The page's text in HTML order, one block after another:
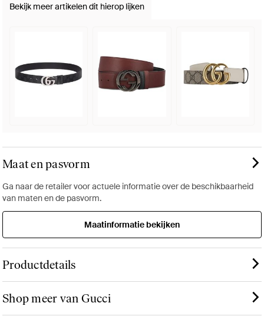
Bekijk meer artikelen dit hierop lijken
Maat en pasvorm
Ga naar de retailer voor actuele informatie over de beschikbaarheid
van maten en de pasvorm.
Maatinformatie bekijken
Productdetails
Shop meer van Gucci